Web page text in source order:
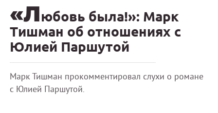
«Любовь была!»: Марк
Тишман об отношениях с
Юлией Паршутой
Марк Тишман прокомментировал слухи о романе
с Юлией Паршутой.